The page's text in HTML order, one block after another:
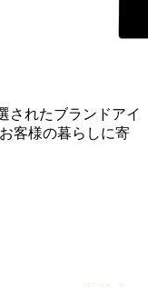
されたブランドアイ
客様の暮らしに寄